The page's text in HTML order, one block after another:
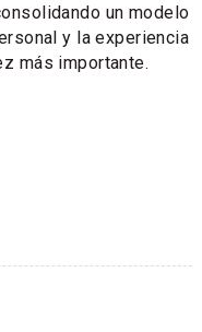
un modelo
y la experiencia
más importante.